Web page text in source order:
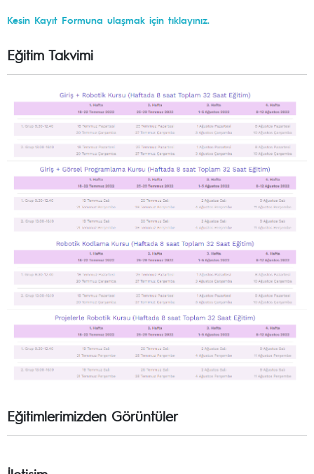
Kesin Kayıt Formuna ulaşmak için tıklayınız.
Eğitim Takvimi
Eğitimlerimizden Görüntüler